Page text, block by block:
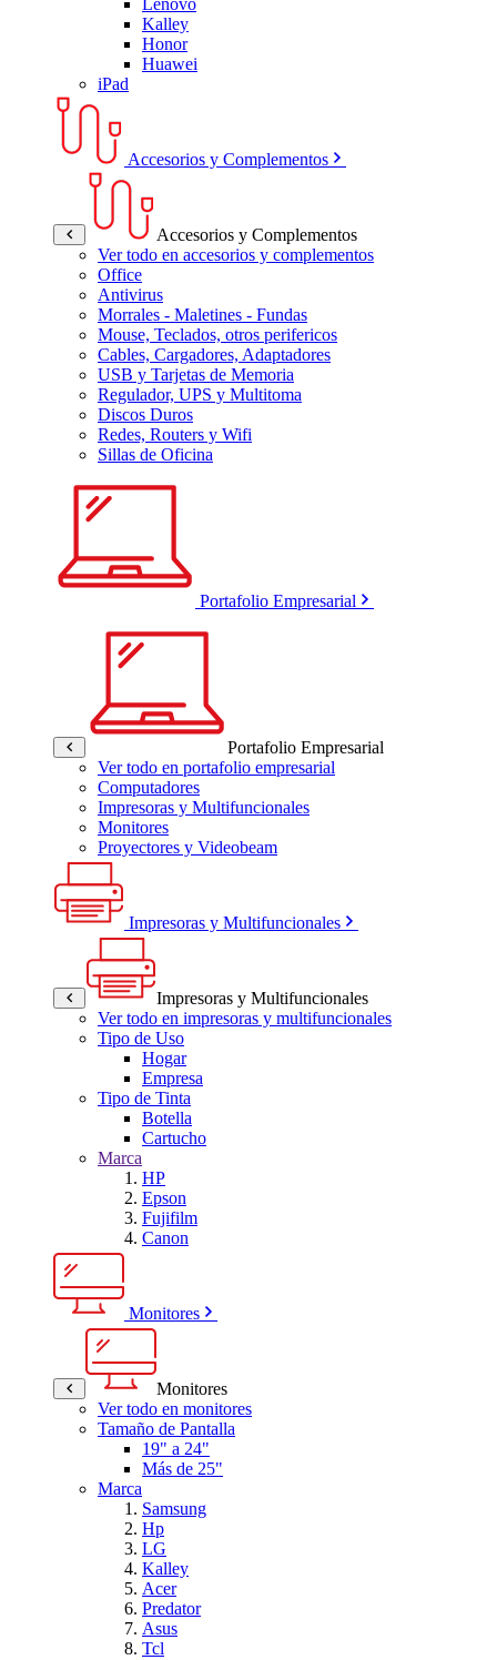
Kalley
Honor
Huawei
iPad
Accesorios y Complementos
Accesorios y Complementos
Ver todo en accesorios y complementos
Office
Antivirus
Morrales - Maletines - Fundas
Mouse, Teclados, otros perifericos
Cables, Cargadores, Adaptadores
USB y Tarjetas de Memoria
Regulador, UPS y Multitoma
Discos Duros
Redes, Routers y Wifi
Sillas de Oficina
Portafolio Empresarial
Portafolio Empresarial
Ver todo en portafolio empresarial
Computadores
Impresoras y Multifuncionales
Monitores
Proyectores y Videobeam
Impresoras y Multifuncionales
Impresoras y Multifuncionales
Ver todo en impresoras y multifuncionales
Tipo de Uso
Hogar
Empresa
Tipo de Tinta
Botella
Cartucho
Marca
HP
Epson
Fujifilm
Canon
Monitores
Monitores
Ver todo en monitores
Tamaño de Pantalla
19" a 24"
Más de 25"
Marca
Samsung
Hp
LG
Kalley
Acer
Predator
Asus
Tcl